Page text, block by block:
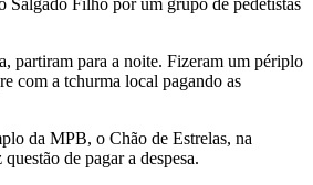
Salgado Filho por um grupo de pedetistas
partiram para a noite. Fizeram um périplo
com a tchurma local pagando as
da MPB, o Chão de Estrelas, na
de pagar a despesa.